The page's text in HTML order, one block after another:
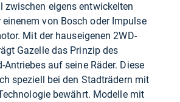
zwischen eigens entwickelten
von Bosch oder Impulse
Mit der hauseigenen 2WD-
Gazelle das Prinzip des
auf seine Räder. Diese
speziell bei den Stadträdern mit
bewährt. Modelle mit